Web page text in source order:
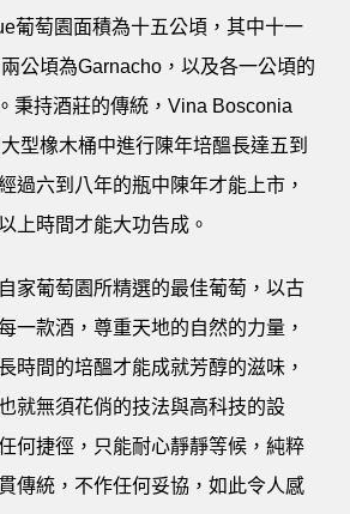
葡萄園面積為十五公頃，其中十一
公頃為Garnacho，以及各一公頃的
秉持酒莊的傳統，Vina Bosconia
型橡木桶中進行陳年培醞長達五到
過六到八年的瓶中陳年才能上市，
上時間才能大功告成。
家葡萄園所精選的最佳葡萄，以古
一款酒，尊重天地的自然的力量，
時間的培醞才能成就芳醇的滋味，
就無須花俏的技法與高科技的設
何捷徑，只能耐心靜靜等候，純粹
傳統，不作任何妥協，如此令人感